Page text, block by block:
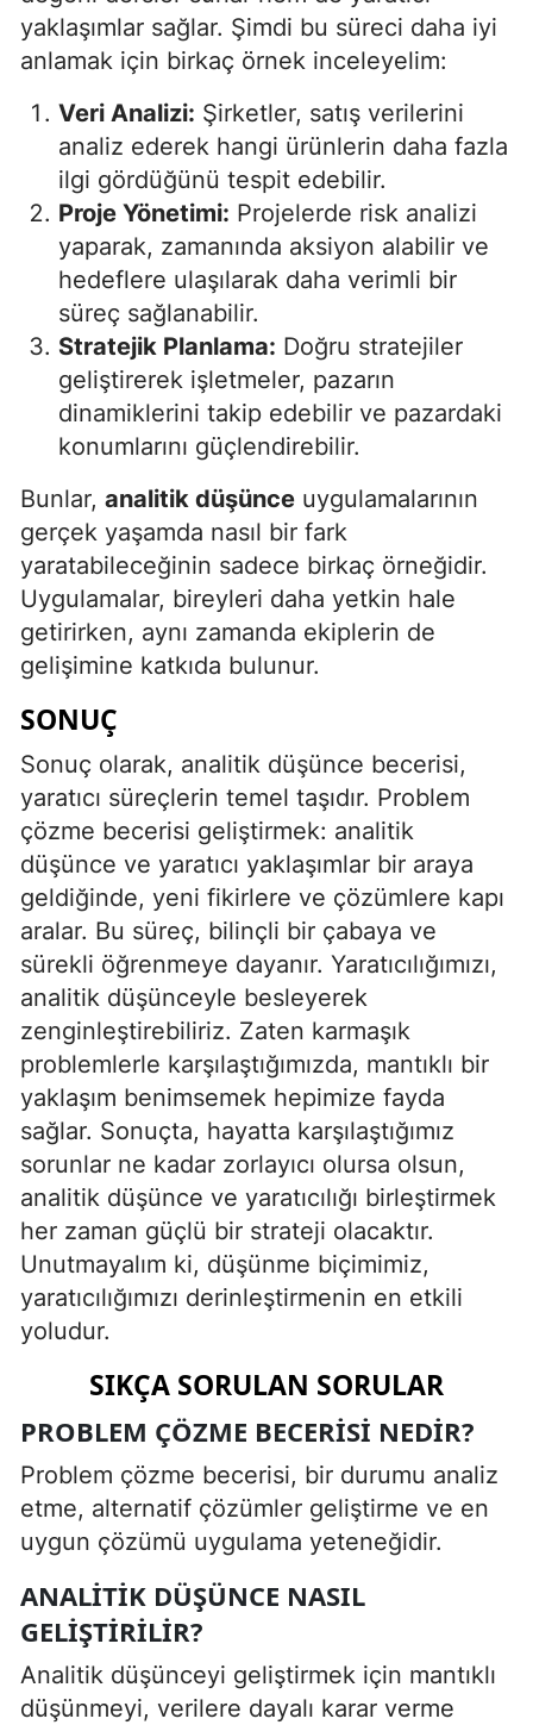
yaklaşımlar sağlar. Şimdi bu süreci daha iyi
anlamak için birkaç örnek inceleyelim:
Veri Analizi: Şirketler, satış verilerini
analiz ederek hangi ürünlerin daha fazla
ilgi gördüğünü tespit edebilir.
Proje Yönetimi: Projelerde risk analizi
yaparak, zamanında aksiyon alabilir ve
hedeflere ulaşılarak daha verimli bir
süreç sağlanabilir.
Stratejik Planlama: Doğru stratejiler
geliştirerek işletmeler, pazarın
dinamiklerini takip edebilir ve pazardaki
konumlarını güçlendirebilir.
Bunlar, analitik düşünce uygulamalarının
gerçek yaşamda nasıl bir fark
yaratabileceğinin sadece birkaç örneğidir.
Uygulamalar, bireyleri daha yetkin hale
getirirken, aynı zamanda ekiplerin de
gelişimine katkıda bulunur.
SONUÇ
Sonuç olarak, analitik düşünce becerisi,
yaratıcı süreçlerin temel taşıdır. Problem
çözme becerisi geliştirmek: analitik
düşünce ve yaratıcı yaklaşımlar bir araya
geldiğinde, yeni fikirlere ve çözümlere kapı
aralar. Bu süreç, bilinçli bir çabaya ve
sürekli öğrenmeye dayanır. Yaratıcılığımızı,
analitik düşünceyle besleyerek
zenginleştirebiliriz. Zaten karmaşık
problemlerle karşılaştığımızda, mantıklı bir
yaklaşım benimsemek hepimize fayda
sağlar. Sonuçta, hayatta karşılaştığımız
sorunlar ne kadar zorlayıcı olursa olsun,
analitik düşünce ve yaratıcılığı birleştirmek
her zaman güçlü bir strateji olacaktır.
Unutmayalım ki, düşünme biçimimiz,
yaratıcılığımızı derinleştirmenin en etkili
yoludur.
SIKÇA SORULAN SORULAR
PROBLEM ÇÖZME BECERISI NEDIR?
Problem çözme becerisi, bir durumu analiz
etme, alternatif çözümler geliştirme ve en
uygun çözümü uygulama yeteneğidir.
ANALITIK DÜŞÜNCE NASIL
GELIŞTIRILIR?
Analitik düşünceyi geliştirmek için mantıklı
düşünmeyi, verilere dayalı karar verme